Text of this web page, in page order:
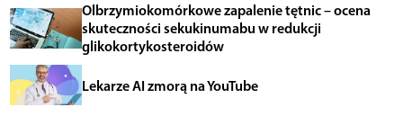
Olbrzymiokomórkowe zapalenie tętnic – ocena
skuteczności sekukinumabu w redukcji
glikokortykosteroidów
Lekarze AI zmorą na YouTube